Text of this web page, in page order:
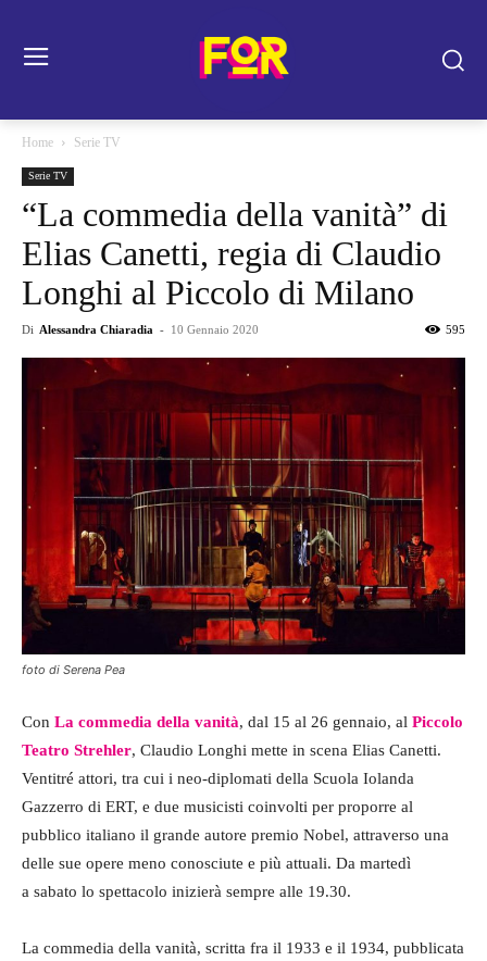
Home Serie TV
Serie TV
“La commedia della vanità” di
Elias Canetti, regia di Claudio
Longhi al Piccolo di Milano
Di Alessandra Chiaradia - 10 Gennaio 2020 595
foto di Serena Pea
Con La commedia della vanità, dal 15 al 26 gennaio, al Piccolo
Teatro Strehler, Claudio Longhi mette in scena Elias Canetti.
Ventitré attori, tra cui i neo-diplomati della Scuola Iolanda
Gazzerro di ERT, e due musicisti coinvolti per proporre al
pubblico italiano il grande autore premio Nobel, attraverso una
delle sue opere meno conosciute e più attuali. Da martedì
a sabato lo spettacolo inizierà sempre alle 19.30.
La commedia della vanità, scritta fra il 1933 e il 1934, pubblicata